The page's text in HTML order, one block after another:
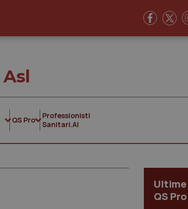
QS Pro
Professionisti
Sanitari.AI
Ultime
QS